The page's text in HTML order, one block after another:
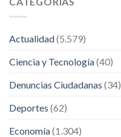
Actualidad(5.579)
Ciencia y Tecnología(40)
Denuncias Ciudadanas (34)
Deportes (62)
Economía(1.304)